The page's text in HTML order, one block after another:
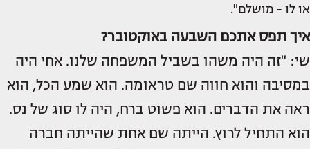
או לו - מושלם".
איך תפס אתכם השבעה באוקטובר?
שי: "זה היה משהו בשביל המשפחה שלנו. אחי היה
במסיבה והוא חווה שם טראומה. הוא שמע הכל, הוא
ראה את הדברים. הוא פשוט ברח, היה לו סוג של נס.
הוא התחיל לרוץ. הייתה שם אחת שהייתה חברה